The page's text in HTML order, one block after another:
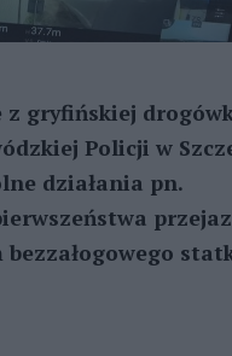
z gryfińskiej
Policji w
działania pn.